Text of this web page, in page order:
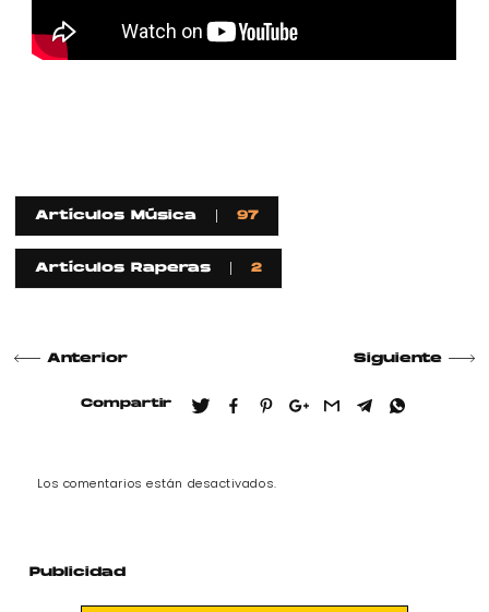
Artículos Música 97
Artículos Raperas 2
Anterior Siguiente
Compartir
Los comentarios están desactivados.
Publicidad